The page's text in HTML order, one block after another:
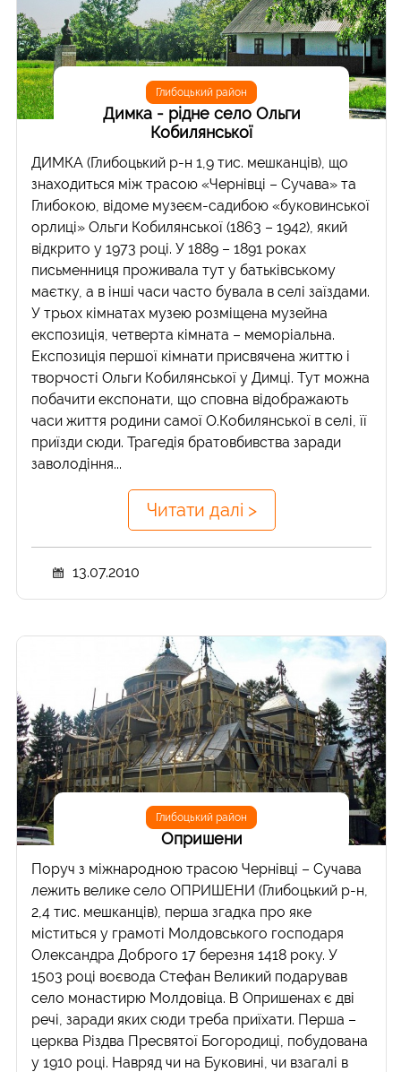
Глибоцький район
Димка - рідне село Ольги
Кобилянської
ДИМКА (Глибоцький р-н 1,9 тис. мешканців), що
знаходиться між трасою «Чернівці – Сучава» та
Глибокою, відоме музеєм-садибою «буковинської
орлиці» Ольги Кобилянської (1863 – 1942), який
відкрито у 1973 році. У 1889 – 1891 роках
письменниця проживала тут у батьківському
маєтку, а в інші часи часто бувала в селі заїздами.
У трьох кімнатах музею розміщена музейна
експозиція, четверта кімната – меморіальна.
Експозиція першої кімнати присвячена життю і
творчості Ольги Кобилянської у Димці. Тут можна
побачити експонати, що сповна відображають
часи життя родини самої О.Кобилянської в селі, її
приїзди сюди. Трагедія братовбивства заради
заволодіння...
Читати далі >
13.07.2010
Глибоцький район
Опришени
Поруч з міжнародною трасою Чернівці – Сучава
лежить велике село ОПРИШЕНИ (Глибоцький р-н,
2,4 тис. мешканців), перша згадка про яке
міститься у грамоті Молдовського господаря
Олександра Доброго 17 березня 1418 року. У
1503 році воєвода Стефан Великий подарував
село монастирю Молдовіца. В Опришенах є дві
речі, заради яких сюди треба приїхати. Перша –
церква Різдва Пресвятої Богородиці, побудована
у 1910 році. Навряд чи на Буковині, чи взагалі в